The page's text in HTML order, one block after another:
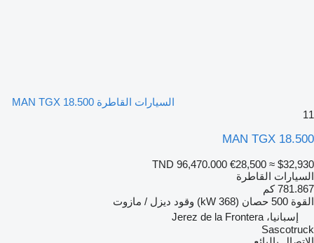
السيارات القاطرة MAN TGX 18.500
11
MAN TGX 18.500
TND 96,470.000 €28,500 ≈ $32,930
السيارات القاطرة
781.867 كم
القوة 500 حصان (368 kW) وقود ديزل / مازوت
إسبانيا، Jerez de la Frontera
Sascotruck